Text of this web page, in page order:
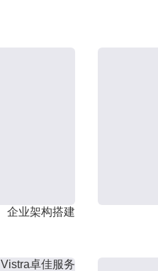
企业架构搭建
Vistra卓佳服务